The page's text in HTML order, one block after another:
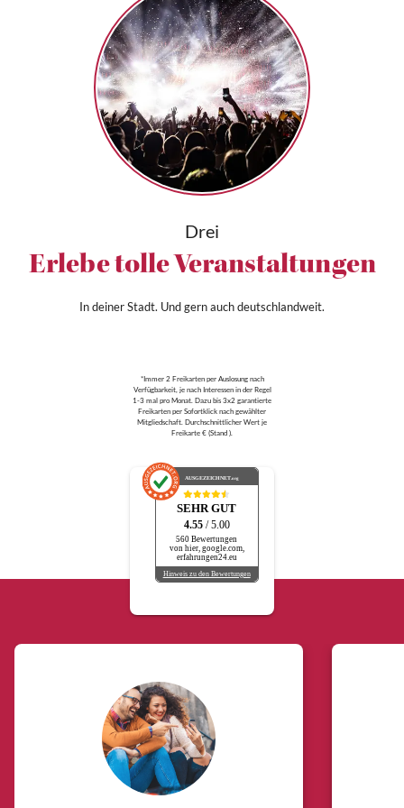
Drei
Erlebe tolle Veranstaltungen
In deiner Stadt. Und gern auch deutschlandweit.
*Immer 2 Freikarten per Auslosung nach
Verfügbarkeit, je nach Interessen in der Regel
1-3 mal pro Monat. Dazu bis 3x2 garantierte
Freikarten per Sofortklick nach gewählter
Mitgliedschaft. Durchschnittlicher Wert je
Freikarte € (Stand ).
AUSGEZEICHNET.org
SEHR GUT
4.55 / 5.00
560 Bewertungen
von hier, google.com,
erfahrungen24.eu
Hinweis zu den Bewertungen